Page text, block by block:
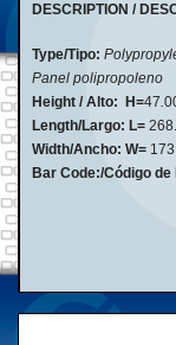
DESCRIPTION /
Type/Tipo:
Panel polipropoleno
Height / Alto:
H=47.
Length/Largo: L=
Width/Ancho: W=
Bar Code:/Código